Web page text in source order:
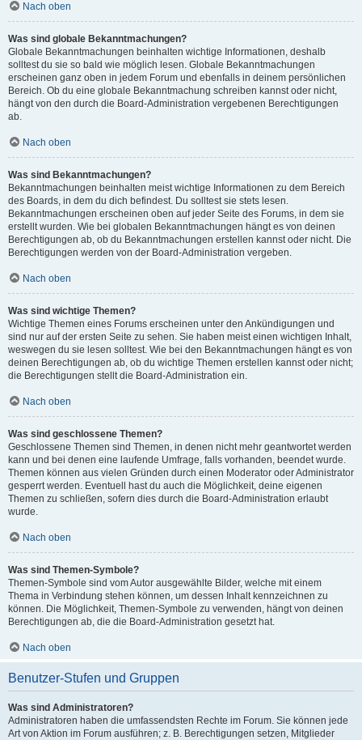
Nach oben
Was sind globale Bekanntmachungen?
Globale Bekanntmachungen beinhalten wichtige Informationen, deshalb
solltest du sie so bald wie möglich lesen. Globale Bekanntmachungen
erscheinen ganz oben in jedem Forum und ebenfalls in deinem persönlichen
Bereich. Ob du eine globale Bekanntmachung schreiben kannst oder nicht,
hängt von den durch die Board-Administration vergebenen Berechtigungen
ab.
Nach oben
Was sind Bekanntmachungen?
Bekanntmachungen beinhalten meist wichtige Informationen zu dem Bereich
des Boards, in dem du dich befindest. Du solltest sie stets lesen.
Bekanntmachungen erscheinen oben auf jeder Seite des Forums, in dem sie
erstellt wurden. Wie bei globalen Bekanntmachungen hängt es von deinen
Berechtigungen ab, ob du Bekanntmachungen erstellen kannst oder nicht. Die
Berechtigungen werden von der Board-Administration vergeben.
Nach oben
Was sind wichtige Themen?
Wichtige Themen eines Forums erscheinen unter den Ankündigungen und
sind nur auf der ersten Seite zu sehen. Sie haben meist einen wichtigen Inhalt,
weswegen du sie lesen solltest. Wie bei den Bekanntmachungen hängt es von
deinen Berechtigungen ab, ob du wichtige Themen erstellen kannst oder nicht;
die Berechtigungen stellt die Board-Administration ein.
Nach oben
Was sind geschlossene Themen?
Geschlossene Themen sind Themen, in denen nicht mehr geantwortet werden
kann und bei denen eine laufende Umfrage, falls vorhanden, beendet wurde.
Themen können aus vielen Gründen durch einen Moderator oder Administrator
gesperrt werden. Eventuell hast du auch die Möglichkeit, deine eigenen
Themen zu schließen, sofern dies durch die Board-Administration erlaubt
wurde.
Nach oben
Was sind Themen-Symbole?
Themen-Symbole sind vom Autor ausgewählte Bilder, welche mit einem
Thema in Verbindung stehen können, um dessen Inhalt kennzeichnen zu
können. Die Möglichkeit, Themen-Symbole zu verwenden, hängt von deinen
Berechtigungen ab, die die Board-Administration gesetzt hat.
Nach oben
Benutzer-Stufen und Gruppen
Was sind Administratoren?
Administratoren haben die umfassendsten Rechte im Forum. Sie können jede
Art von Aktion im Forum ausführen; z. B. Berechtigungen setzen, Mitglieder